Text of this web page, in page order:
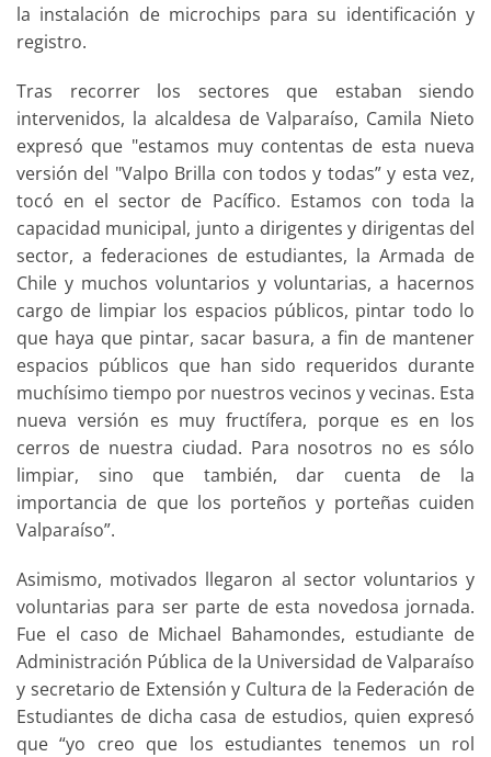
la instalación de microchips para su identificación y
registro.
Tras recorrer los sectores que estaban siendo
intervenidos, la alcaldesa de Valparaíso, Camila Nieto
expresó que "estamos muy contentas de esta nueva
versión del "Valpo Brilla con todos y todas” y esta vez,
tocó en el sector de Pacífico. Estamos con toda la
capacidad municipal, junto a dirigentes y dirigentas del
sector, a federaciones de estudiantes, la Armada de
Chile y muchos voluntarios y voluntarias, a hacernos
cargo de limpiar los espacios públicos, pintar todo lo
que haya que pintar, sacar basura, a fin de mantener
espacios públicos que han sido requeridos durante
muchísimo tiempo por nuestros vecinos y vecinas. Esta
nueva versión es muy fructífera, porque es en los
cerros de nuestra ciudad. Para nosotros no es sólo
limpiar, sino que también, dar cuenta de la
importancia de que los porteños y porteñas cuiden
Valparaíso”.
Asimismo, motivados llegaron al sector voluntarios y
voluntarias para ser parte de esta novedosa jornada.
Fue el caso de Michael Bahamondes, estudiante de
Administración Pública de la Universidad de Valparaíso
y secretario de Extensión y Cultura de la Federación de
Estudiantes de dicha casa de estudios, quien expresó
que “yo creo que los estudiantes tenemos un rol